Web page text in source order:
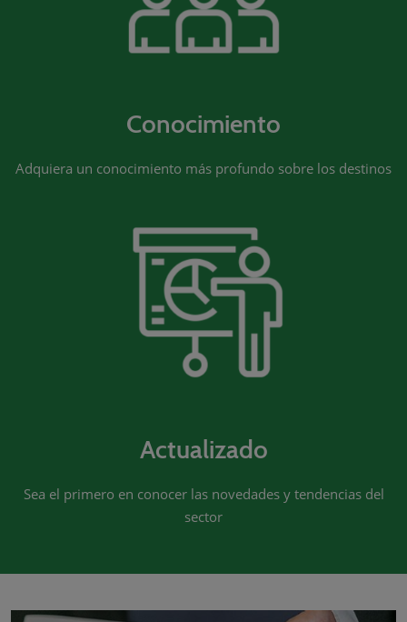
Conocimiento
Adquiera un conocimiento más profundo sobre los destinos
Actualizado
Sea el primero en conocer las novedades y tendencias del
sector